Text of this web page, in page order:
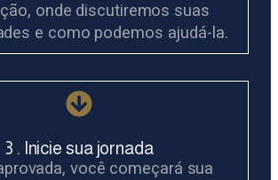
onde discutiremos suas
e como podemos ajudá-la.
3 . Inicie sua jornada
você começará sua